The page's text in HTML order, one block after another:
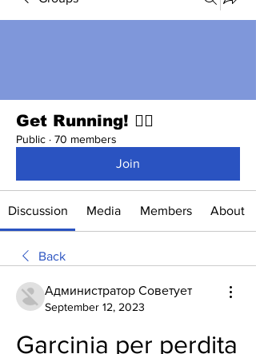
Get Running! 🏃‍♀️
Public · 70 members
Join
Discussion Media Members About
Back
Администратор Советует
September 12, 2023
Garcinia per perdita